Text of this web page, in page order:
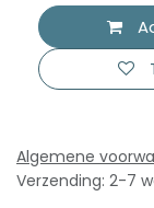
Algemene
Verzending: 2-7